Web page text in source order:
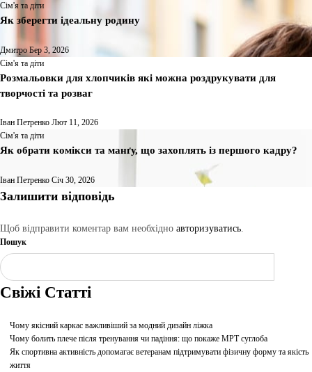
Сім'я та діти
Як зберегти ідеальну родину
ДмитроБер 3, 2026
Сім'я та діти
Розмальовки для хлопчиків які можна роздрукувати для
творчості та розваг
Іван Петренко Лют 11, 2026
Сім'я та діти
Як обрати комікси та манґу, що захоплять із першого кадру?
Іван Петренко Січ 30, 2026
Залишити відповідь
Щоб відправити коментар вам необхідно авторизуватись.
Пошук
Свіжі Статті
Чому якісний каркас важливіший за модний дизайн ліжка
Чому болить плече після тренування чи падіння: що покаже МРТ суглоба
Як спортивна активність допомагає ветеранам підтримувати фізичну форму та якість
життя